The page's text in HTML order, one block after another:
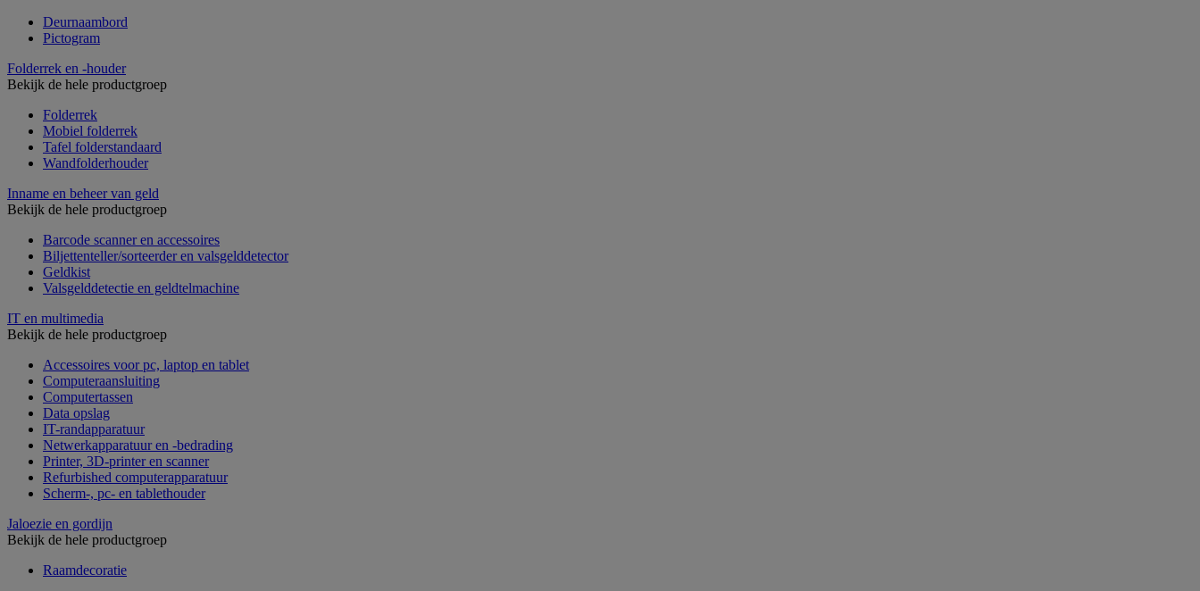
Deurnaambord
Pictogram
Folderrek en -houder
Bekijk de hele productgroep
Folderrek
Mobiel folderrek
Tafel folderstandaard
Wandfolderhouder
Inname en beheer van geld
Bekijk de hele productgroep
Barcode scanner en accessoires
Biljettenteller/sorteerder en valsgelddetector
Geldkist
Valsgelddetectie en geldtelmachine
IT en multimedia
Bekijk de hele productgroep
Accessoires voor pc, laptop en tablet
Computeraansluiting
Computertassen
Data opslag
IT-randapparatuur
Netwerkapparatuur en -bedrading
Printer, 3D-printer en scanner
Refurbished computerapparatuur
Scherm-, pc- en tablethouder
Jaloezie en gordijn
Bekijk de hele productgroep
Raamdecoratie